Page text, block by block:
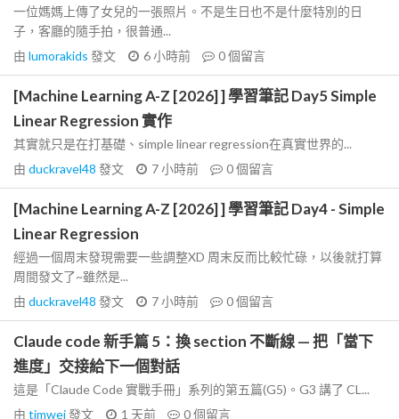
一位媽媽上傳了女兒的一張照片。不是生日也不是什麼特別的日
子，客廳的隨手拍，很普通...
由 lumorakids 發文 6 小時前 0個留言
[Machine Learning A-Z [2026] ] 學習筆記 Day5 Simple
Linear Regression 實作
其實就只是在打基礎、simple linear regression在真實世界的...
由 duckravel48 發文 7 小時前 0個留言
[Machine Learning A-Z [2026] ] 學習筆記 Day4 - Simple
Linear Regression
經過一個周末發現需要一些調整XD 周末反而比較忙碌，以後就打算
周間發文了~雖然是...
由 duckravel48 發文 7 小時前 0個留言
Claude code 新手篇 5：換 section 不斷線 — 把「當下
進度」交接給下一個對話
這是「Claude Code 實戰手冊」系列的第五篇(G5)。G3 講了 CL...
由 timwei發文 1 天前 0個留言